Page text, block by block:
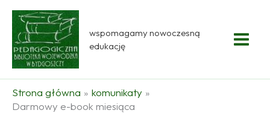
Przejdź
treści
wspomagamy nowoczesną
edukację
Strona główna
komunikaty
Darmowy e-book miesiąca